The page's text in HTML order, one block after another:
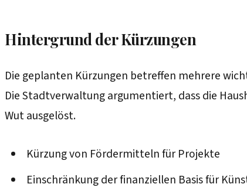
Hintergrund der Kürzungen
Die geplanten Kürzungen betreffen mehrere
Die Stadtverwaltung argumentiert, dass die
Wut ausgelöst.
Kürzung von Fördermitteln für Projekte
Einschränkung der finanziellen Basis für